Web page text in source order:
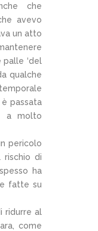
che
avevo
un atto
‘del
qualche
passata
a molto
pericolo
rischio di
ha
fatte su
ridurre al
come